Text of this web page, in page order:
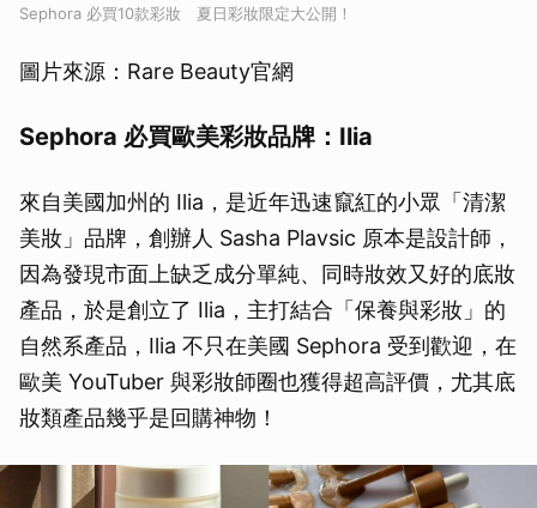
Sephora 必買10款彩妝 夏日彩妝限定大公開！
圖片來源：Rare Beauty官網
Sephora 必買歐美彩妝品牌：Ilia
來自美國加州的 Ilia，是近年迅速竄紅的小眾「清潔
美妝」品牌，創辦人 Sasha Plavsic 原本是設計師，
因為發現市面上缺乏成分單純、同時妝效又好的底妝
產品，於是創立了 Ilia，主打結合「保養與彩妝」的
自然系產品，Ilia 不只在美國 Sephora 受到歡迎，在
歐美 YouTuber 與彩妝師圈也獲得超高評價，尤其底
妝類產品幾乎是回購神物！